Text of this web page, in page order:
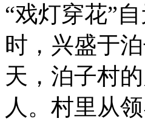
“戏灯穿花”
时，兴盛于
天，泊子村
人。村里从